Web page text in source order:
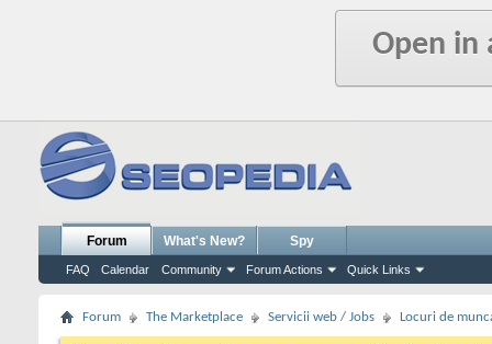
Open in
Forum
FAQ Calendar Community Forum Actions Quick Links
What's New? Spy
Forum The Marketplace Servicii web / Jobs Locuri de